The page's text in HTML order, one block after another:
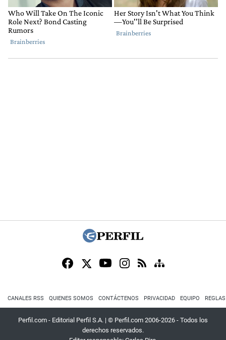
CANALES RSS QUIENES SOMOS CONTÁCTENOS PRIVACIDAD EQUIPO
Perfil.com - Editorial Perfil S.A. | © Perfil.com 2006-2026 - Todos los
derechos reservados.